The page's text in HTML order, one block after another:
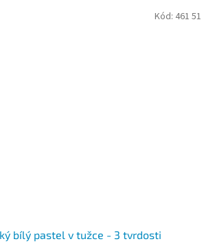
bílý pastel v tužce - 3 tvrdosti
Kód: 461 51